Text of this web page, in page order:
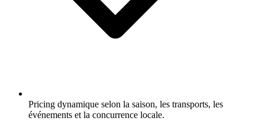
Pricing dynamique selon la saison, les transports, les
événements et la concurrence locale.